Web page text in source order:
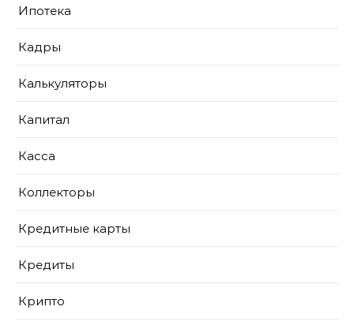
Ипотека
Кадры
Калькуляторы
Капитал
Касса
Коллекторы
Кредитные карты
Кредиты
Крипто